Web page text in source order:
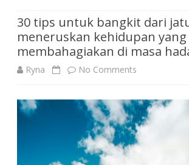
30 tips untuk bangkit dari
meneruskan kehidupan
membahagiakan di masa
Ryna No Comments
tips
untuk